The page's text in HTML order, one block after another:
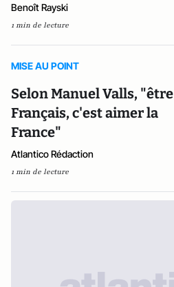
Benoît Rayski
1 min de lecture
MISE AU POINT
Selon Manuel Valls, "être
Français, c'est aimer la
France"
Atlantico Rédaction
1 min de lecture